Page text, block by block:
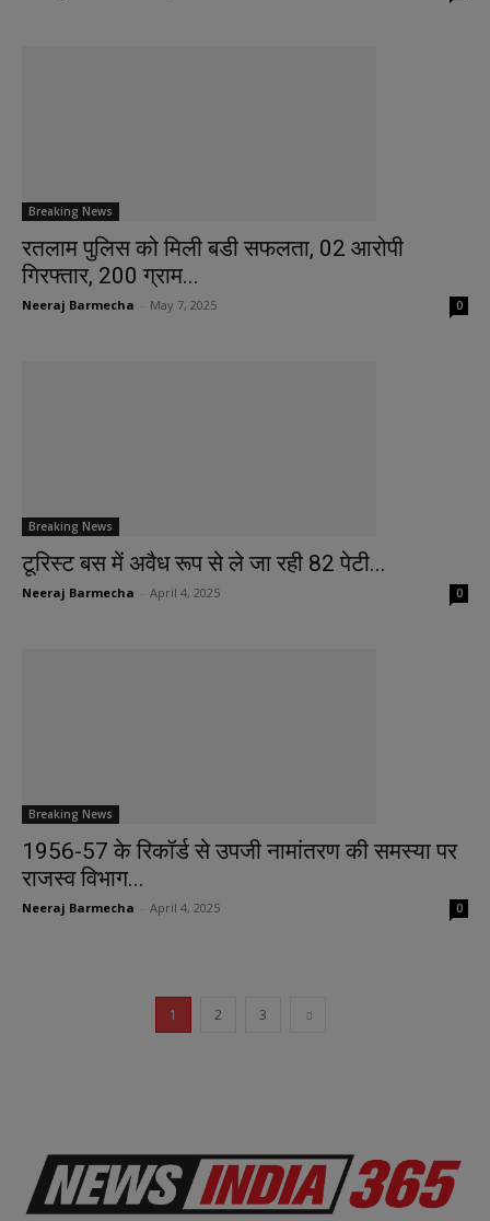
Breaking News
रतलाम पुलिस को मिली बडी सफलता, 02 आरोपी
गिरफ्तार, 200 ग्राम...
Neeraj Barmecha May 7, 2025 0
Breaking News
टूरिस्ट बस में अवैध रूप से ले जा रही 82 पेटी...
Neeraj Barmecha April 4, 2025 0
Breaking News
1956-57 के रिकॉर्ड से उपजी नामांतरण की समस्या पर
राजस्व विभाग...
Neeraj Barmecha April 4, 2025 0
1 2 3